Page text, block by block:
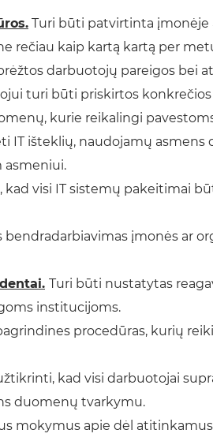
Turi būti patvirtinta įmonėje
rečiau kaip kartą kartą per
darbuotojų pareigos bei
turi būti priskirtos
kurie reikalingi
IT išteklių, naudojamų
asmeniui.
kad visi IT sistemų pakeitimai
įmonės ar
Turi būti nustatytas
institucijoms.
procedūras, kurių
kad visi darbuotojai
duomenų tvarkymu.
mokymus apie dėl